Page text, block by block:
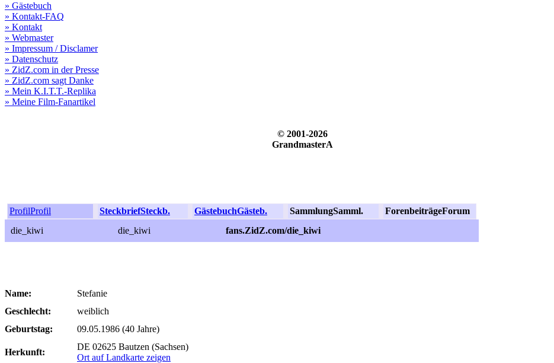
» Gästebuch
» Kontakt-FAQ
» Kontakt
» Webmaster
» Impressum / Disclamer
» Datenschutz
» ZidZ.com in der Presse
» ZidZ.com sagt Danke
» Mein K.I.T.T.-Replika
» Meine Film-Fanartikel
© 2001-2026
GrandmasterA
ProfilProfil SteckbriefSteckb. GästebuchGästeb. SammlungSamml. ForenbeiträgeForum
die_kiwi
die_kiwi fans.ZidZ.com/die_kiwi
Name:
Stefanie
Geschlecht:
weiblich
Geburtstag:
09.05.1986 (40 Jahre)
Herkunft:
DE 02625 Bautzen (Sachsen)
Ort auf Landkarte zeigen